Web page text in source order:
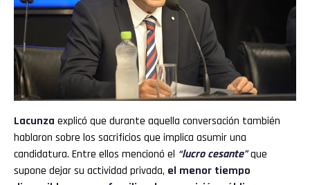
Lacunza explicó que durante aquella conversación también
hablaron sobre los sacrificios que implica asumir una
candidatura. Entre ellos mencionó el “lucro cesante”que
supone dejar su actividad privada, el menor tiempo